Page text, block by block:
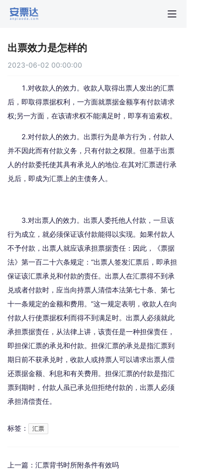
出票效力是怎样的
2023-06-02 00:00:00
1.对收款人的效力。收款人取得出票人发出的汇票
后，即取得票据权利，一方面就票据金额享有付款请求
权;另一方面，在该请求权不能满足时，即享有追索权。
2.对付款人的效力。出票行为是单方行为，付款人
并不因此而有付款义务，只有付款之权限。但基于出票
人的付款委托使其具有承兑人的地位.在其对汇票进行承
兑后，即成为汇票上的主债务人。
3.对出票人的效力。出票人委托他人付款，一旦该
行为成立，就必须保证该付款能得以实现。如果付款人
不予付款，出票人就应该承担票据责任：因此，《票据
法》第一百二十六条规定：“出票人签发汇票后，即承担
保证该汇票承兑和付款的责任。出票人在汇票得不到承
兑或者付款时，应当向持票人清偿本法第七十条、第七
十一条规定的金额和费用。”这一规定表明，收款人在向
付款人行使票据权利而得不到满足时。出票人必须就此
承担票据责任，从法律上讲，该责任是一种担保责任，
即担保汇票的承兑和付款。担保汇票的承兑是指汇票到
期日前不获承兑时，收款人或持票人可以请求出票人偿
还票据金额、利息和有关费用。担保汇票的付款是指汇
票到期时，付款人虽已承兑但拒绝付款的，出票人必须
承担清偿责任。
标签： 汇票
上一篇： 汇票背书时所附条件有效吗